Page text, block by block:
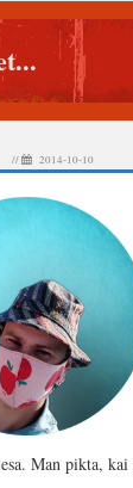
// 2014-10-10
Man pikta, kai